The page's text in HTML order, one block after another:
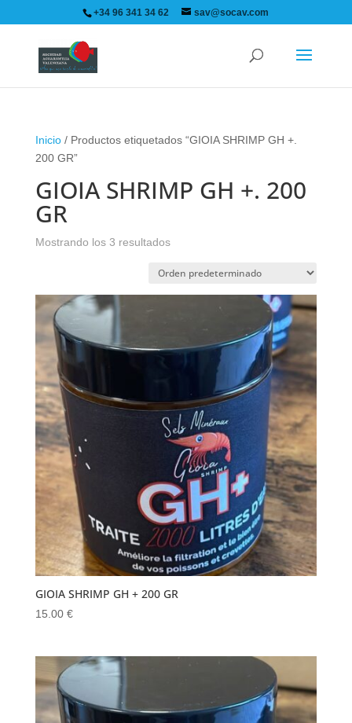
+34 96 341 34 62 sav@socav.com
Inicio/ Productos etiquetados “GIOIA SHRIMP GH +.
200 GR”
GIOIA SHRIMP GH +. 200
GR
Mostrando los 3 resultados
GIOIA SHRIMP GH + 200 GR
15.00 €